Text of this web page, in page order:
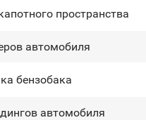
пространства
автомобиля
бензобака
автомобиля